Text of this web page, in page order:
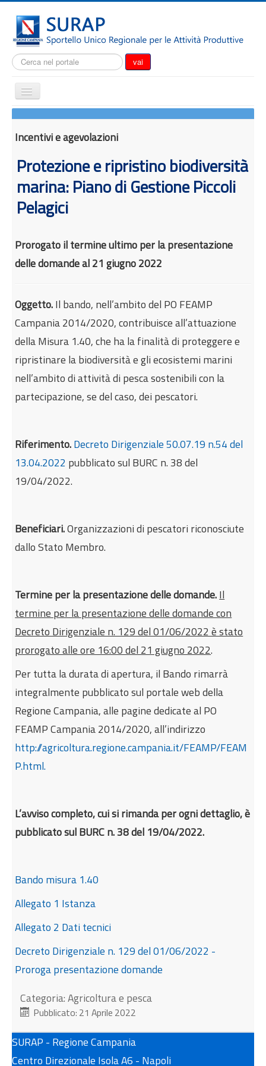
Cerca... vai
Cambia
navigazione
Notizie
Normativa
Modulistica
Come fare per
Incentivi e agevolazioni
Glossario
Contatti
Sei qui: Home
Incentivi e agevolazioni
Agricoltura e pesca
Protezione e ripristino biodiversità marina: Piano
Incentivi e agevolazioni
Protezione e ripristino biodiversità
marina: Piano di Gestione Piccoli
Pelagici
Prorogato il termine ultimo per la presentazione
delle domande al 21 giugno 2022
Oggetto.Il bando, nell’ambito del PO FEAMP
Campania 2014/2020, contribuisce all’attuazione
della Misura 1.40, che ha la finalità di proteggere e
ripristinare la biodiversità e gli ecosistemi marini
nell’ambito di attività di pesca sostenibili con la
partecipazione, se del caso, dei pescatori.
Riferimento.Decreto Dirigenziale 50.07.19 n.54 del
13.04.2022 pubblicato sul BURC n. 38 del
19/04/2022.
Beneficiari.Organizzazioni di pescatori riconosciute
dallo Stato Membro.
Termine per la presentazione delle domande.Il
termine per la presentazione delle domande con
Decreto Dirigenziale n. 129 del 01/06/2022 è stato
prorogato alle ore 16:00 del 21 giugno 2022.
Per tutta la durata di apertura, il Bando rimarrà
integralmente pubblicato sul portale web della
Regione Campania, alle pagine dedicate al PO
FEAMP Campania 2014/2020, all’indirizzo
http://agricoltura.regione.campania.it/FEAMP/FEAM
P.html.
L’avviso completo, cui si rimanda per ogni dettaglio, è
pubblicato sul BURC n. 38 del 19/04/2022.
Bando misura 1.40
Allegato 1 Istanza
Allegato 2 Dati tecnici
Decreto Dirigenziale n. 129 del 01/06/2022 -
Proroga presentazione domande
Categoria:Agricoltura e pesca
Pubblicato: 21 Aprile 2022
SURAP - Regione Campania
Centro Direzionale Isola A6 - Napoli